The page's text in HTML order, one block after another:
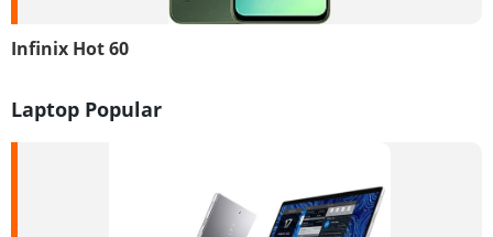
Infinix Hot 60
Laptop Popular